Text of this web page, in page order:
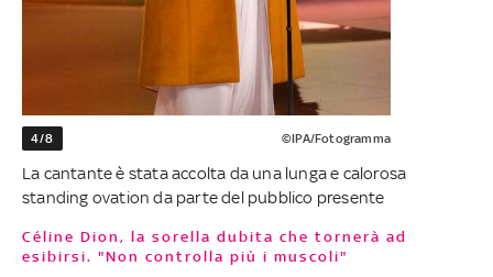
4/8 ©IPA/Fotogramma
La cantante è stata accolta da una lunga e calorosa
standing ovation da parte del pubblico presente
Céline Dion, la sorella dubita che tornerà ad
esibirsi. "Non controlla più i muscoli"